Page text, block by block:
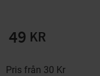
49 KR
Pris från 30 Kr